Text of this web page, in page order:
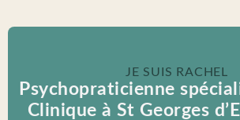
JE SUIS RACHEL
Psychopraticienne
Clinique à St Georges